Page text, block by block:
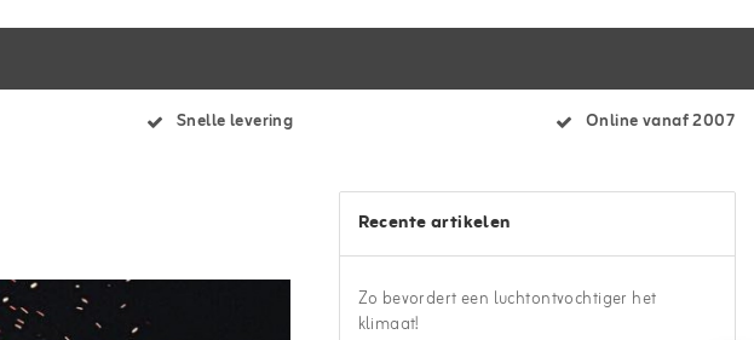
Snelle levering Online vanaf 2007
Recente artikelen
Zo bevordert een luchtontvochtiger het
klimaat!